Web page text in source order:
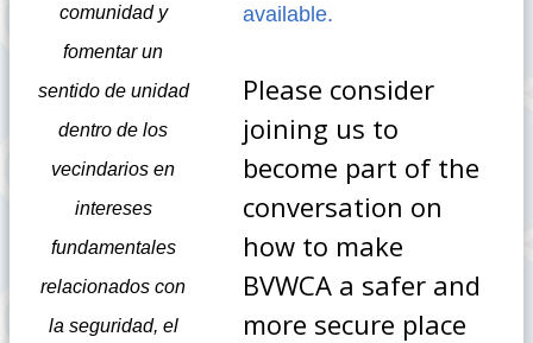
comunidad y
fomentar un
sentido de unidad
dentro de los
vecindarios en
intereses
fundamentales
relacionados con
la seguridad, el
available.
Please consider
joining us to
become part of the
conversation on
how to make
BVWCA a safer and
more secure place